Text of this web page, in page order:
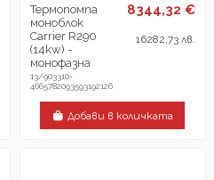
Термопомпа
моноблок
Carrier R290
(14kw) -
монофазна
13/903310-
4665782093593192126
8344,32 €
16282,73 лв.
Добави в количката